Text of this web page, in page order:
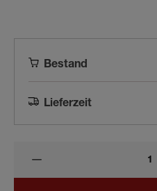
Bestand
Lieferzeit